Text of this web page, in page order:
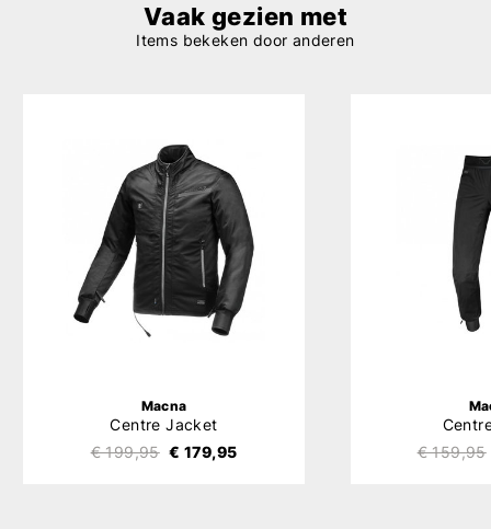
Vaak gezien met
Items bekeken door anderen
Macna
Centre Jacket
€ 199,95 € 179,95
€ 159,95